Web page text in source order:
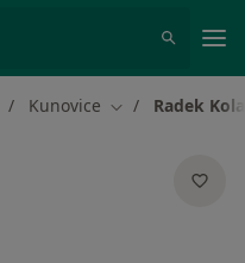
Kunovice Změna města
Radek